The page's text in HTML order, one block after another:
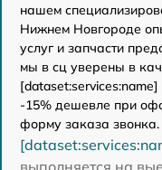
нашем
Нижнем Новгороде
услуг и запчасти
мы в сц уверены в
-15% дешевле при
форму заказа звонка.
выполняется на